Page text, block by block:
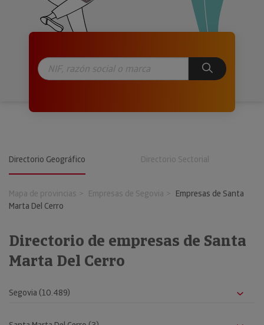
Directorio Geográfico Directorio Sectorial
Mapa de provincias Empresas de Segovia
Empresas de Santa
Marta Del Cerro
Directorio de empresas de Santa
Marta Del Cerro